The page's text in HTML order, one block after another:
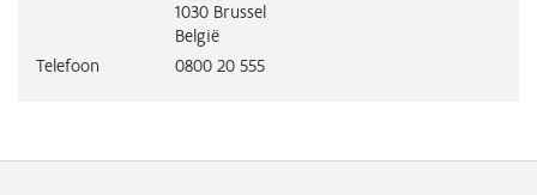
1030 Brussel
België
Telefoon
0800 20 555